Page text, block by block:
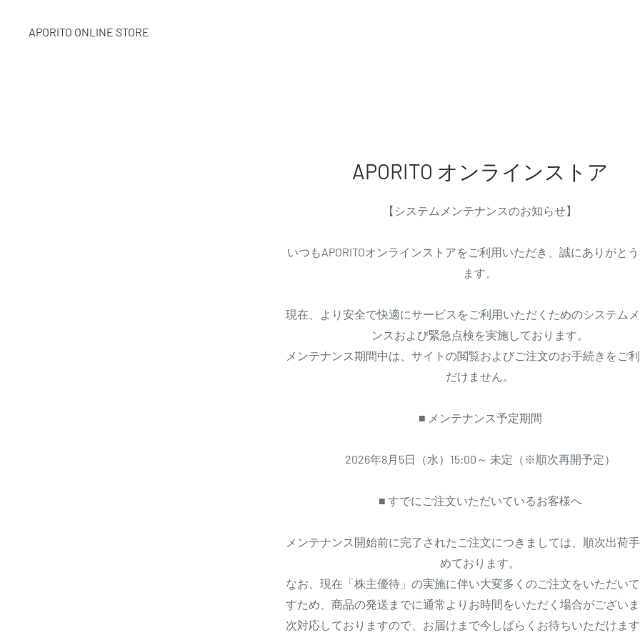
APORITO ONLINE STORE
APORITO オンラインストア
【システムメンテナンスのお知らせ】
いつもAPORITOオンラインストアをご利用いただき、誠にありがと
ます。
現在、より安全で快適にサービスをご利用いただくためのシステム
ンスおよび緊急点検を実施しております。
メンテナンス期間中は、サイトの閲覧およびご注文のお手続きをご
だけません。
■ メンテナンス予定期間
2026年8月5日（水）15:00～ 未定（※順次再開予定）
■ すでにご注文いただいているお客様へ
メンテナンス開始前に完了されたご注文につきましては、順次出荷
めております。
なお、現在「株主優待」の実施に伴い大変多くのご注文をいただい
すため、商品の発送までに通常よりお時間をいただく場合がござい
次対応しておりますので、お届けまで今しばらくお待ちいただけま